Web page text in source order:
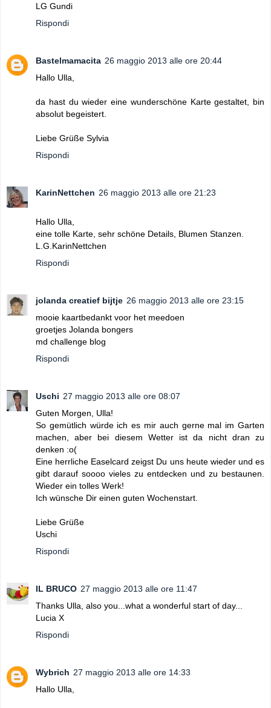
LG Gundi
Rispondi
Bastelmamacita 26 maggio 2013 alle ore 20:44
Hallo Ulla,
da hast du wieder eine wunderschöne Karte gestaltet, bin
absolut begeistert.
Liebe Grüße Sylvia
Rispondi
KarinNettchen 26 maggio 2013 alle ore 21:23
Hallo Ulla,
eine tolle Karte, sehr schöne Details, Blumen Stanzen.
L.G.KarinNettchen
Rispondi
jolanda creatief bijtje 26 maggio 2013 alle ore 23:15
mooie kaartbedankt voor het meedoen
groetjes Jolanda bongers
md challenge blog
Rispondi
Uschi 27 maggio 2013 alle ore 08:07
Guten Morgen, Ulla!
So gemütlich würde ich es mir auch gerne mal im Garten
machen, aber bei diesem Wetter ist da nicht dran zu
denken :o(
Eine herrliche Easelcard zeigst Du uns heute wieder und es
gibt darauf soooo vieles zu entdecken und zu bestaunen.
Wieder ein tolles Werk!
Ich wünsche Dir einen guten Wochenstart.
Liebe Grüße
Uschi
Rispondi
IL BRUCO 27 maggio 2013 alle ore 11:47
Thanks Ulla, also you...what a wonderful start of day...
Lucia X
Rispondi
Wybrich 27 maggio 2013 alle ore 14:33
Hallo Ulla,